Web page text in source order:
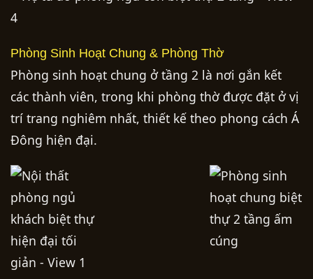
Phòng Sinh Hoạt Chung & Phòng Thờ
Phòng sinh hoạt chung ở tầng 2 là nơi gắn kết
các thành viên, trong khi phòng thờ được đặt ở vị
trí trang nghiêm nhất, thiết kế theo phong cách Á
Đông hiện đại.